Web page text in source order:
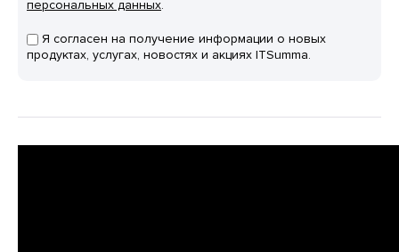
персональных данных.
Я согласен на получение информации о новых
продуктах, услугах, новостях и акциях ITSumma.